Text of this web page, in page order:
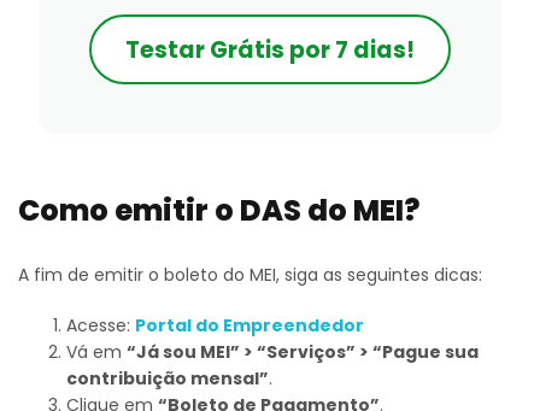
Testar Grátis por 7 dias!
Como emitir o DAS do MEI?
A fim de emitir o boleto do MEI, siga as seguintes dicas:
Acesse: Portal do Empreendedor
Vá em “Já sou MEI” > “Serviços” > “Pague sua
contribuição mensal”.
Clique em “Boleto de Pagamento”.